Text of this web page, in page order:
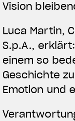
Vision
Luca Martin,
S.p.A., erklärt:
einem so
Geschichte
Emotion und